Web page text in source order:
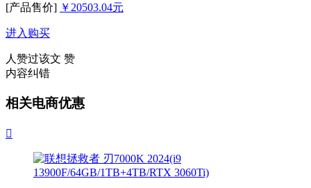
[产品售价] ￥20503.04元
进入购买
人赞过该文 赞
内容纠错
相关电商优惠
